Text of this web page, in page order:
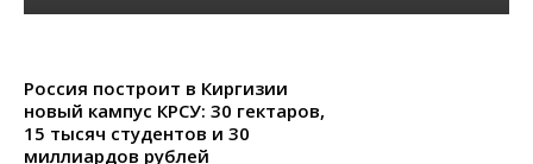
Россия построит в Киргизии
новый кампус КРСУ: 30 гектаров,
15 тысяч студентов и 30
миллиардов рублей